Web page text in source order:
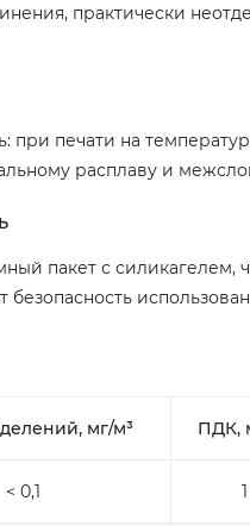
практически
при печати на
расплаву и
пакет с
мг/м³ ПДК,
< 0,1 1